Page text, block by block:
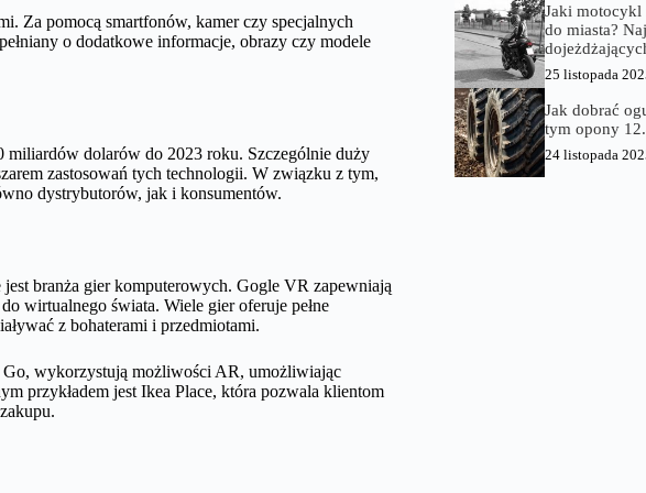
Za pomocą smartfonów, kamer czy specjalnych
o dodatkowe informacje, obrazy czy modele
dolarów do 2023 roku. Szczególnie duży
zastosowań tych technologii. W związku z tym,
dystrybutorów, jak i konsumentów.
branża gier komputerowych. Gogle VR zapewniają
wirtualnego świata. Wiele gier oferuje pełne
z bohaterami i przedmiotami.
wykorzystują możliwości AR, umożliwiając
przykładem jest Ikea Place, która pozwala klientom
Jaki motocykl
do miasta?
25 listopada
Jak dobrać
tym opony
24 listopada